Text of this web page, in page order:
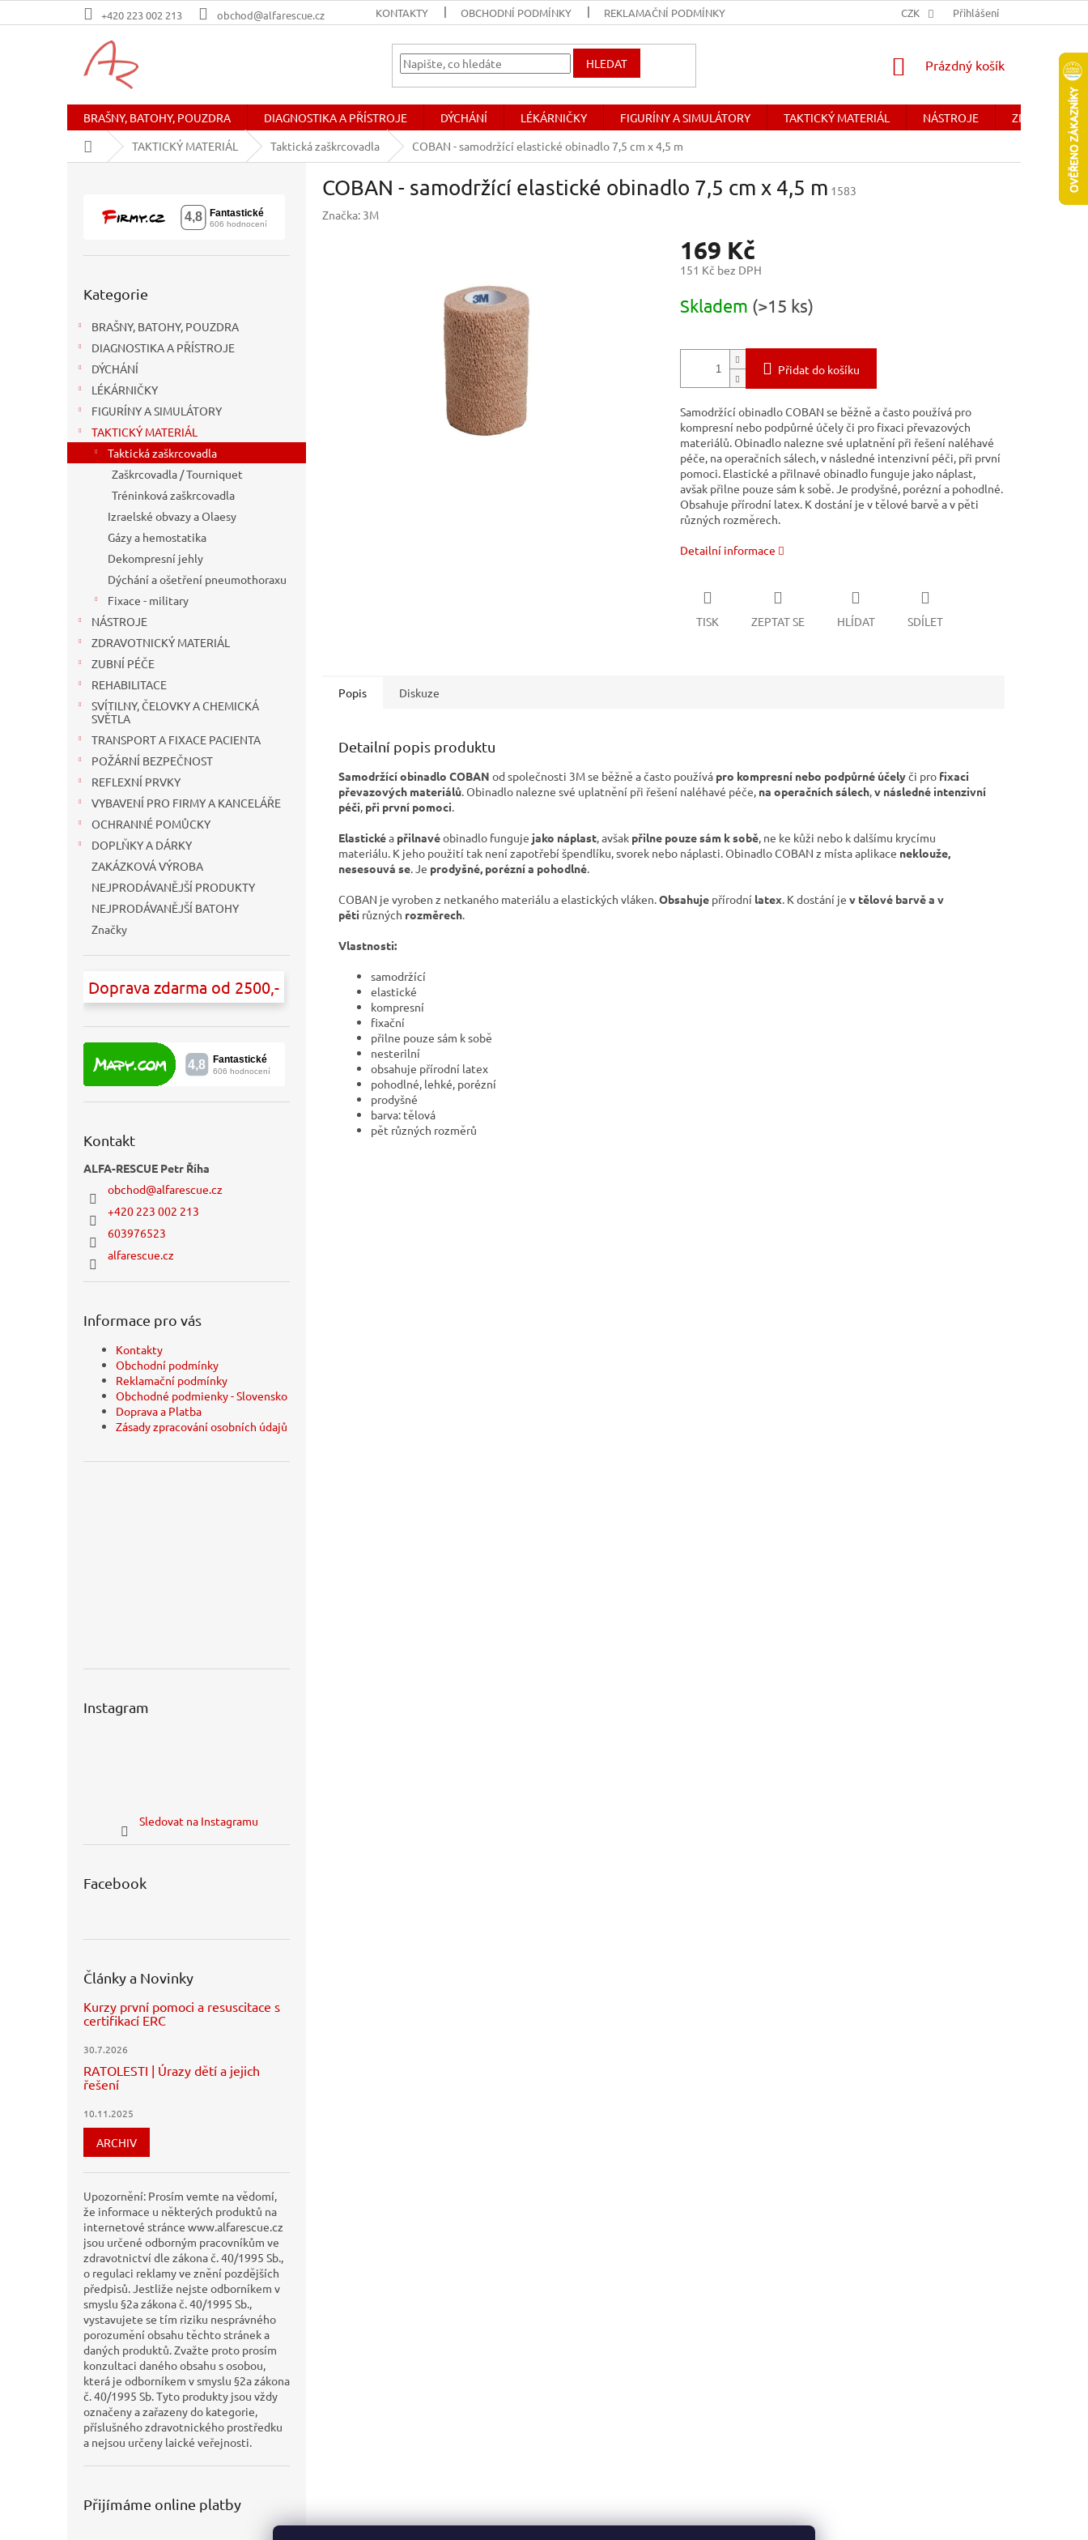
na
+420 223 002 213 obchod@alfarescue.cz KONTAKTY OBCHODNÍ PODMÍNKY REKLAMAČNÍ PODMÍNKY OBCHODNÉ PODMIENKY - SLOVENSKO DOPRAVA A PLATBA
CZK Přihlášení
HLEDAT
NÁKUPNÍ
Prázdný košík
BRAŠNY, BATOHY, POUZDRA DIAGNOSTIKA A PŘÍSTROJE DÝCHÁNÍ LÉKÁRNIČKY FIGURÍNY A SIMULÁTORY TAKTICKÝ MATERIÁL NÁSTROJE
Domů TAKTICKÝ MATERIÁL Taktická zaškrcovadla COBAN - samodržící elastické obinadlo 7,5 cm x 4,5 m
kategorie
Kategorie
BRAŠNY, BATOHY, POUZDRA
DIAGNOSTIKA A PŘÍSTROJE
DÝCHÁNÍ
LÉKÁRNIČKY
FIGURÍNY A SIMULÁTORY
TAKTICKÝ MATERIÁL
Taktická zaškrcovadla
Zaškrcovadla / Tourniquet
Tréninková zaškrcovadla
Izraelské obvazy a Olaesy
Gázy a hemostatika
Dekompresní jehly
Dýchání a ošetření pneumothoraxu
Fixace - military
NÁSTROJE
ZDRAVOTNICKÝ MATERIÁL
ZUBNÍ PÉČE
REHABILITACE
SVÍTILNY, ČELOVKY A CHEMICKÁ
SVĚTLA
TRANSPORT A FIXACE PACIENTA
POŽÁRNÍ BEZPEČNOST
REFLEXNÍ PRVKY
VYBAVENÍ PRO FIRMY A KANCELÁŘE
OCHRANNÉ POMŮCKY
DOPLŇKY A DÁRKY
ZAKÁZKOVÁ VÝROBA
NEJPRODÁVANĚJŠÍ PRODUKTY
NEJPRODÁVANĚJŠÍ BATOHY
Značky
Doprava zdarma od 2500,-
Kontakt
ALFA-RESCUE Petr Říha
obchod@alfarescue.cz
+420 223 002 213
603976523
alfarescue.cz
Informace pro vás
Kontakty
Obchodní podmínky
Reklamační podmínky
Obchodné podmienky - Slovensko
Doprava a Platba
Zásady zpracování osobních údajů
Instagram
Sledovat na Instagramu
Facebook
Články a Novinky
Kurzy první pomoci a resuscitace s
certifikací ERC
30.7.2026
RATOLESTI | Úrazy dětí a jejich
řešení
10.11.2025
ARCHIV
Upozornění: Prosím vemte na vědomí,
že informace u některých produktů na
internetové stránce www.alfarescue.cz
jsou určené odborným pracovníkům ve
zdravotnictví dle zákona č. 40/1995 Sb.,
o regulaci reklamy ve znění pozdějších
předpisů. Jestliže nejste odborníkem v
smyslu §2a zákona č. 40/1995 Sb.,
vystavujete se tím riziku nesprávného
porozumění obsahu těchto stránek a
daných produktů. Zvažte proto prosím
konzultaci daného obsahu s osobou,
která je odborníkem v smyslu §2a zákona
č. 40/1995 Sb. Tyto produkty jsou vždy
označeny a zařazeny do kategorie,
příslušného zdravotnického prostředku
a nejsou určeny laické veřejnosti.
Přijímáme online platby
COBAN - samodržící elastické obinadlo 7,5 cm x 4,5 m 1583
Značka: 3M
169 Kč
151 Kč bez DPH
cena:
Skladem (>15 ks)
Přidat do košíku
Samodržící obinadlo COBAN se běžně a často používá pro
kompresní nebo podpůrné účely či pro fixaci převazových
materiálů. Obinadlo nalezne své uplatnění při řešení naléhavé
péče, na operačních sálech, v následné intenzivní péči, při první
pomoci. Elastické a přilnavé obinadlo funguje jako náplast,
avšak přilne pouze sám k sobě. Je prodyšné, porézní a pohodlné.
Obsahuje přírodní latex. K dostání je v tělové barvě a v pěti
různých rozměrech.
Detailní informace
TISK ZEPTAT SE HLÍDAT SDÍLET
Popis Diskuze
Detailní popis produktu
Samodržící obinadlo COBAN od společnosti 3M se běžně a často používá pro kompresní nebo podpůrné účelyči pro fixaci
převazových materiálů. Obinadlo nalezne své uplatnění při řešení naléhavé péče, na operačních sálech,v následné intenzivní
péči, při první pomoci.
Elastickéa přilnavéobinadlo funguje jako náplast, avšak přilne pouze sám k sobě, ne ke kůži nebo k dalšímu krycímu
materiálu. K jeho použití tak není zapotřebí špendlíku, svorek nebo náplasti. Obinadlo COBAN z místa aplikace neklouže,
nesesouvá se. Je prodyšné, porézní a pohodlné.
COBAN je vyroben z netkaného materiálu a elastických vláken.Obsahuje přírodní latex. K dostání je v tělové barvě a v
pěti různých rozměrech.
Vlastnosti:
samodržící
elastické
kompresní
fixační
přilne pouze sám k sobě
nesterilní
obsahuje přírodní latex
pohodlné, lehké, porézní
prodyšné
barva: tělová
pět různých rozměrů